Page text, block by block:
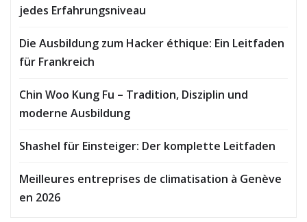
jedes Erfahrungsniveau
Die Ausbildung zum Hacker éthique: Ein Leitfaden
für Frankreich
Chin Woo Kung Fu – Tradition, Disziplin und
moderne Ausbildung
Shashel für Einsteiger: Der komplette Leitfaden
Meilleures entreprises de climatisation à Genève
en 2026